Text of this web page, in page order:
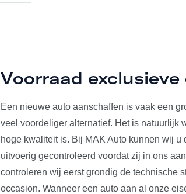
Voorraad
Een nieuwe auto aanschaffen is vaak een
veel voordeliger alternatief. Het is natuurlijk
hoge kwaliteit is. Bij MAK Auto kunnen wij
uitvoerig gecontroleerd voordat zij in ons
controleren wij eerst grondig de technische
occasion. Wanneer een auto aan al onze